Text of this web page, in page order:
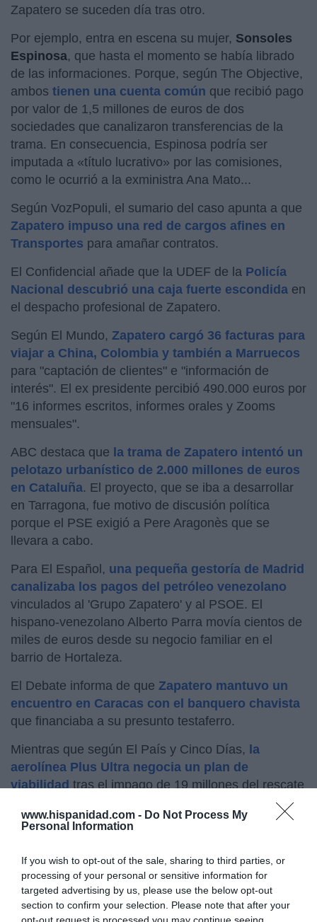
www.hispanidad.com - Do Not Process My
Personal Information
If you wish to opt-out of the sale, sharing to third parties, or
processing of your personal or sensitive information for
targeted advertising by us, please use the below opt-out
section to confirm your selection. Please note that after your
Zapatero se suceden día tras otro.
Por ejemplo, entra en escena su mujer, Sonsoles
Espinosa, que hasta el momento se había librado
de las informaciones. Porque, según The Objective,
ambos tienen una cuenta común que recibió pago
por valor de 1,5 millones de euros de dos
sociedades que canalizaron transferencias de la
trama. En consecuencia, Espinosa podría ser
imputada a «título lucrativo» por las comisiones,
como le ocurrió a la exministra Ana Mato...
Según VozPopuli, el sumario del caso apunta a que
Zapatero impuso una red de cargos afines en
Transportes para amañar contratos.
El Confidencial añade que la UDEF de la Policía
Nacional descubrió una caja fuerte escondida en
el despacho profesional de Zapatero.
Según El Mundo, Zapatero cargó 36 facturas para
viajar a China, Colombia y también a Marruecos
para "captación de clientes" e "información de
interés". El ex presidente percibió 490.000 euros por
"16 informes escritos, informes orales y Zooms
mensuales".
ABC destaca que la trama de Zapatero intentó un
pelotazo urbanístico de 2.000 millones de euros
en Cataluña. El proyecto, que se iba a desarrollar
en Tarragona, fue motivo de discusión política
porque el PSE exigió a Pere Aragonès que se
llevara a cabo.
Para El Español, una pequeña gestoría de Madrid
canalizaba los pagos del petróleo venezolano
vinculados al 'Grupo Zapatero' y al PSOE. El
hispano-venezolano Alberto Parra movía cientos de
miles de euros desde su negocio familiar en el
barrio de Hortaleza.
El Debate informa de que Zapatero mantuvo un
encuentro en Caracas con el banquero chavista
que financiaba a su presunto testaferro.
Mientras que según El País y Cinco Días, la
aerolínea Plus Ultra negocia un plan de
viabilidad tras el impago de 19 millones del rescate
que Zapatero acabase con ETA: “Es
el gran farsante de esta historia”
Y a todo esto, el Gobierno sigue apoyando a